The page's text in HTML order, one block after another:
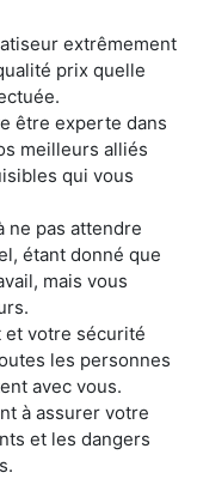
extrêmement
prix quelle
être experte dans
meilleurs alliés
qui vous
ne pas attendre
étant donné que
mais vous
et votre sécurité
les personnes
avec vous.
à assurer votre
et les dangers